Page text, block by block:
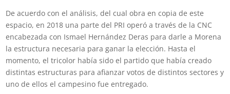
De acuerdo con el análisis, del cual obra en copia de este
espacio, en 2018 una parte del PRI operó a través de la CNC
encabezada con Ismael Hernández Deras para darle a Morena
la estructura necesaria para ganar la elección. Hasta el
momento, el tricolor había sido el partido que había creado
distintas estructuras para afianzar votos de distintos sectores y
uno de ellos el campesino fue entregado.